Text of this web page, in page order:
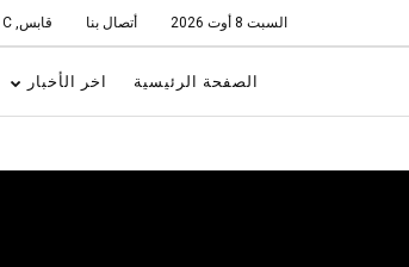
السبت 8 أوت 2026 أتصال بنا قابس, Min:28 C
الصفحة الرئيسية اخر الأخبار